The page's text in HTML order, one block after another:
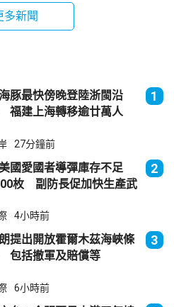
多新聞
豚最快傍晚登陸浙閩沿
福建上海轉移逾廿萬人
1
27分鐘前
國愛國者導彈庫存不足
枚 副防長促加快生產武
2
4小時前
提出開放霍爾木茲海峽條
包括撤軍及賠償等
3
6小時前